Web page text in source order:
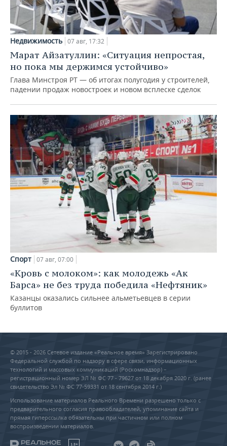
Недвижимость 07 авг, 17:32
Марат Айзатуллин: «Ситуация непростая,
но пока мы держимся устойчиво»
Глава Минстроя РТ — об итогах полугодия у строителей,
падении продаж новостроек и новом всплеске сделок
Спорт 07 авг, 07:00
«Кровь с молоком»: как молодежь «Ак
Барса» не без труда победила «Нефтяник»
Казанцы оказались сильнее альметьевцев в серии
буллитов
© 2015 - 2026 Сетевое издание «Реальное время» Зарегистрировано
Федеральной службой по надзору в сфере связи, информационных
технологий и массовых коммуникаций (Роскомнадзор) –
регистрационный номер ЭЛ № ФС 77 - 79627 от 18 декабря 2020 г. (ранее
свидетельство Эл № ФС 77-59331 от 18 сентября 2014 г.)
Использование материалов Реального Времени разрешено только с
предварительного согласия правообладателей, упоминание сайта и
прямая гиперссылка обязательны при частичном или полном
воспроизведении материалов.
18+